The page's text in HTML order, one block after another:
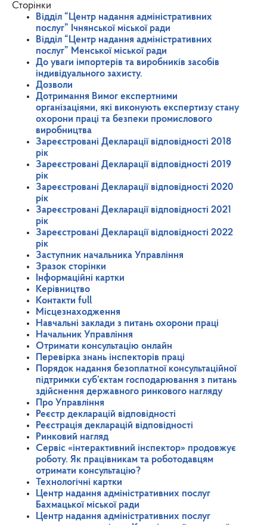
Сторінки
Відділ “Центр надання адміністративних
послуг” Ічнянської міської ради
Відділ “Центр надання адміністративних
послуг” Менської міської ради
До уваги імпортерів та виробників засобів
індивідуального захисту.
Дозволи
Дотримання Вимог експертними
організаціями, які виконують експертизу стану
охорони праці та безпеки промислового
виробництва
Зареєстровані Декларації відповідності 2018
рік
Зареєстровані Декларації відповідності 2019
рік
Зареєстровані Декларації відповідності 2020
рік
Зареєстровані Декларації відповідності 2021
рік
Зареєстровані Декларації відповідності 2022
рік
Заступник начальника Управління
Зразок сторінки
Інформаційні картки
Керівництво
Контакти full
Місцезнаходження
Навчальні заклади з питань охорони праці
Начальник Управління
Отримати консультацію онлайн
Перевірка знань інспекторів праці
Порядок надання безоплатної консультаційної
підтримки суб’єктам господарювання з питань
здійснення державного ринкового нагляду
Про Управління
Реєстр декларацій відповідності
Реєстрація декларацій відповідності
Ринковий нагляд
Сервіс «інтерактивний інспектор» продовжує
роботу. Як працівникам та роботодавцям
отримати консультацію?
Технологічні картки
Центр надання адміністративних послуг
Бахмацької міської ради
Центр надання адміністративних послуг